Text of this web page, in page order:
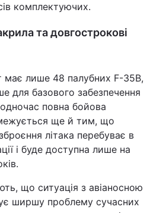
комплектуючих.
та довгострокові
має лише 48 палубних F-35B,
для базового забезпечення
повна бойова
ще й тим, що
літака перебуває в
і буде доступна лише на
що ситуація з авіаносною
ширшу проблему сучасних